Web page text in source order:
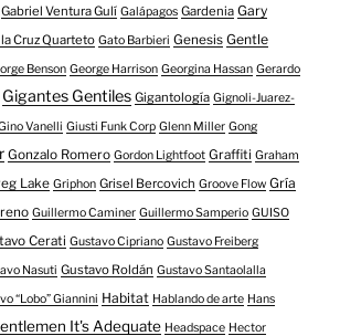
Gabriel Ventura Gulí Galápagos Gardenia Gary
Cruz Quarteto Gato Barbieri Genesis Gentle
Benson George Harrison Georgina Hassan Gerardo
Gigantes Gentiles Gigantología Gignoli-Juarez-
Vanelli Giusti Funk Corp Glenn Miller Gong
Gonzalo Romero Gordon Lightfoot Graffiti Graham
Lake Griphon Grisel Bercovich Groove Flow Gría
Guillermo Caminer Guillermo Samperio GUISO
Cerati Gustavo Cipriano Gustavo Freiberg
Nasuti Gustavo Roldán Gustavo Santaolalla
“Lobo” Giannini Habitat Hablando de arte Hans
It's Adequate Headspace Hector